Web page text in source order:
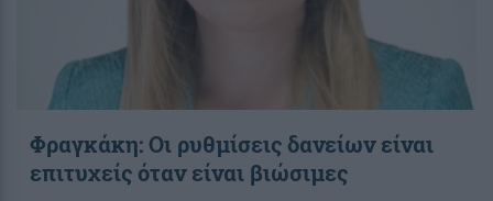
Φραγκάκη: Οι ρυθμίσεις δανείων είναι
επιτυχείς όταν είναι βιώσιμες